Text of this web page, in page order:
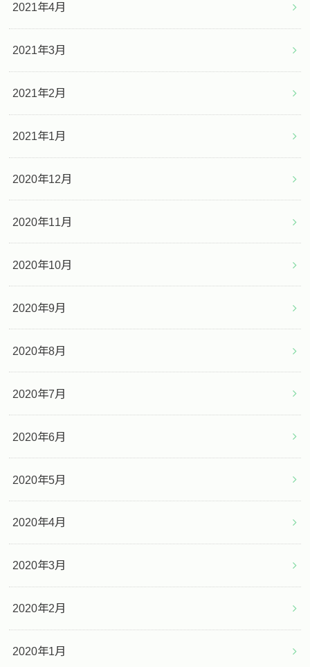
2021年4月
2021年3月
2021年2月
2021年1月
2020年12月
2020年11月
2020年10月
2020年9月
2020年8月
2020年7月
2020年6月
2020年5月
2020年4月
2020年3月
2020年2月
2020年1月